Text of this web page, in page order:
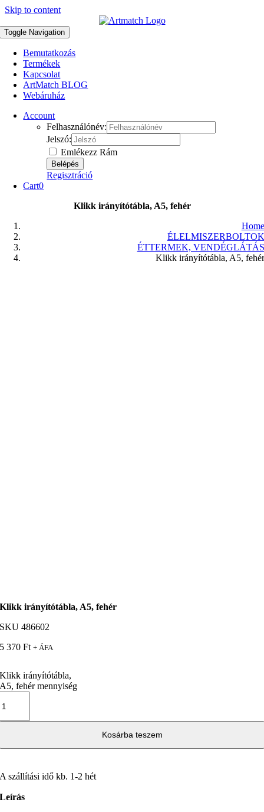
Skip to content
Toggle Navigation
Bemutatkozás
Termékek
Kapcsolat
ArtMatch BLOG
Webáruház
Account
Felhasználónév:
Jelszó:
Emlékezz Rám
Regisztráció
Cart0
Klikk irányítótábla, A5, fehér
Home
ÉLELMISZERBOLTOK
ÉTTERMEK, VENDÉGLÁTÁS
Klikk irányítótábla, A5, fehér
Klikk irányítótábla, A5, fehér
SKU486602
5 370Ft + ÁFA
Klikk irányítótábla,
A5, fehér mennyiség
Kosárba teszem
A szállítási idő kb. 1-2 hét
Leírás